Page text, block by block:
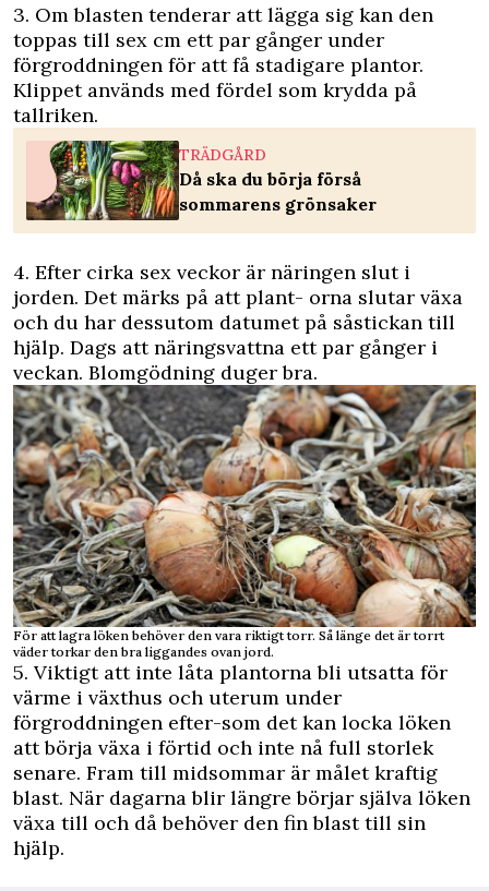
3. Om blasten tenderar att lägga sig kan den
toppas till sex cm ett par gånger under
förgroddningen för att få stadigare plantor.
Klippet används med fördel som krydda på
tallriken.
TRÄDGÅRD
Då ska du börja förså
sommarens grönsaker
4. Efter cirka sex veckor är näringen slut i
jorden. Det märks på att plant- orna slutar växa
och du har dessutom datumet på såstickan till
hjälp. Dags att näringsvattna ett par gånger i
veckan. Blomgödning duger bra.
För att lagra löken behöver den vara riktigt torr. Så länge det är torrt
väder torkar den bra liggandes ovan jord.
5. Viktigt att inte låta plantorna bli utsatta för
värme i växthus och uterum under
förgroddningen efter-som det kan locka löken
att börja växa i förtid och inte nå full storlek
senare. Fram till midsommar är målet kraftig
blast. När dagarna blir längre börjar själva löken
växa till och då behöver den fin blast till sin
hjälp.